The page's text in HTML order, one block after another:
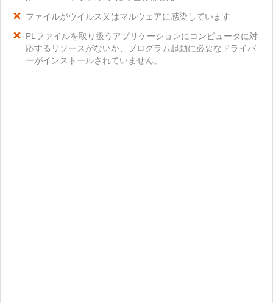
ファイルがウイルス又はマルウェアに感染しています
PLファイルを取り扱うアプリケーションにコンピュータに対
応するリソースがないか、プログラム起動に必要なドライバ
ーがインストールされていません。